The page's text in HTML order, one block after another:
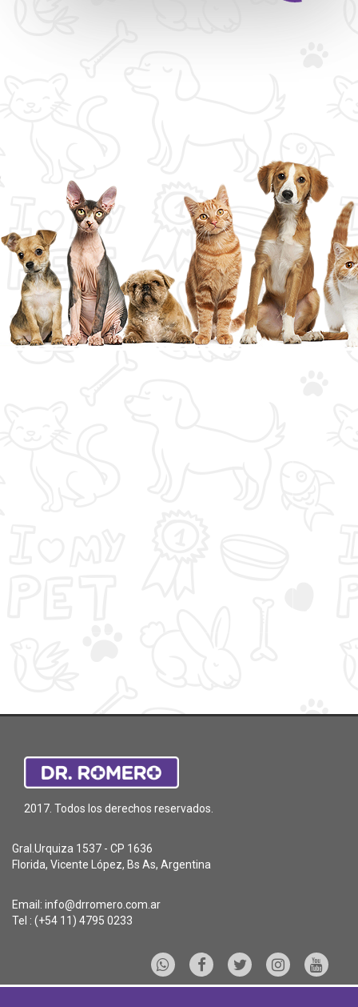
2017. Todos los derechos reservados.
Gral.Urquiza 1537 - CP 1636
Florida, Vicente López, Bs As, Argentina
Email: info@drromero.com.ar
Tel : (+54 11) 4795 0233